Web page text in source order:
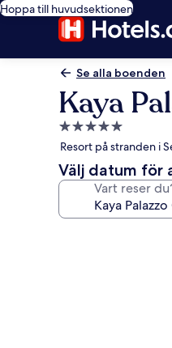
Hoppa till huvudsektionen
Se alla boenden
Kaya
5.0-
stjärnigt
boende
Resort på stranden i
Välj datum för
Vart reser